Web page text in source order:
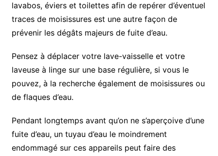
lavabos, éviers et toilettes afin de repérer d’éventuel
traces de moisissures est une autre façon de
prévenir les dégâts majeurs de fuite d’eau.
Pensez à déplacer votre lave-vaisselle et votre
laveuse à linge sur une base régulière, si vous le
pouvez, à la recherche également de moisissures ou
de flaques d’eau.
Pendant longtemps avant qu’on ne s’aperçoive d’une
fuite d’eau, un tuyau d’eau le moindrement
endommagé sur ces appareils peut faire des